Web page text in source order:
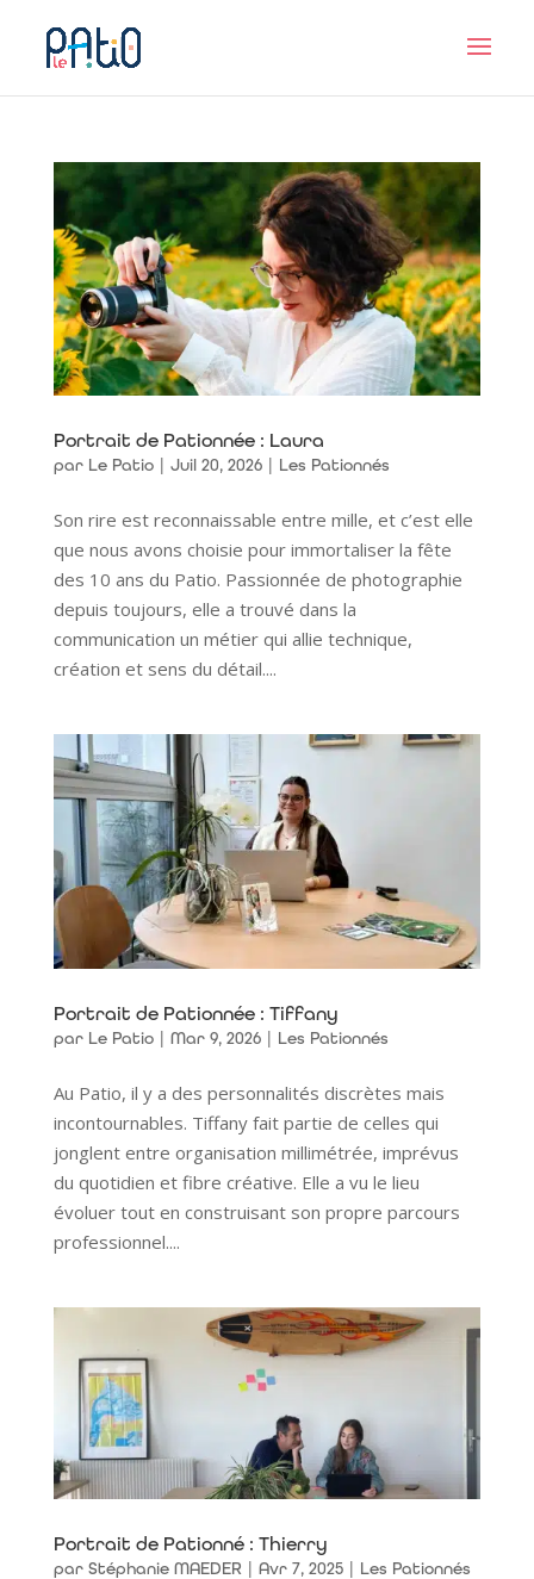
Portrait de Pationnée : Laura
par Le Patio| Juil 20, 2026| Les Pationnés
Son rire est reconnaissable entre mille, et c’est elle
que nous avons choisie pour immortaliser la fête
des 10 ans du Patio. Passionnée de photographie
depuis toujours, elle a trouvé dans la
communication un métier qui allie technique,
création et sens du détail....
Portrait de Pationnée : Tiffany
par Le Patio| Mar 9, 2026| Les Pationnés
Au Patio, il y a des personnalités discrètes mais
incontournables. Tiffany fait partie de celles qui
jonglent entre organisation millimétrée, imprévus
du quotidien et fibre créative. Elle a vu le lieu
évoluer tout en construisant son propre parcours
professionnel....
Portrait de Pationné : Thierry
par Stéphanie MAEDER Avr 7, 2025| Les Pationnés